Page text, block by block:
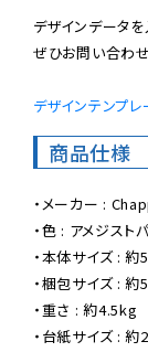
デザインデータ
ぜひお問い合わ
デザインテンプ
商品仕様
・メーカー :
・色 : アメジスト
・本体サイズ :
・梱包サイズ :
・重さ : 約4.5kg
・台紙サイズ :